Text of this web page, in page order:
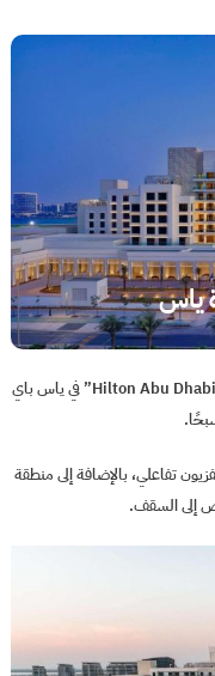
ياس
يقع فندق هيلتون ابوظبي جزيرة ياس “Hilton Abu Dhabi Yas Island” في ياس باي
تفاعلي، بالإضافة إلى منطقة
إلى السقف.